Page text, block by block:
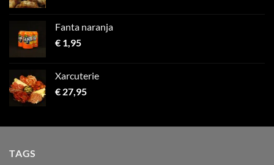
Fanta naranja
€ 1,95
Xarcuterie
€ 27,95
TAGS